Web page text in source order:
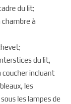
du lit;
chambre à
du lit,
coucher incluant
les
les lampes de